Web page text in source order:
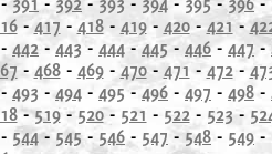
- 417 -418- 419- 420- 421 -
- 442 - 443 - 444 -445 - 446 - 447 -
- 468- 469- 470- 471 - 472-
493 -494 - 495 - 496 - 497 - 498 -
-519- 520- 521 - 522- 523-
- 544-545 - 546 - 547 -548 - 549 -